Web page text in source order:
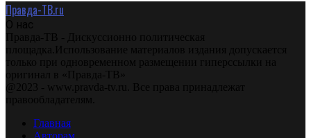
Правда-ТВ.ru
О нас
Правда-ТВ - Дискуссионно политическая
площадка.Использование материалов издания допускается
только при одновременном размещении гиперссылки на
оригинал в «Правда-ТВ»
@2023 - www.pravda-tv.ru. Все права принадлежат
правообладателям.
Главная
Авторам